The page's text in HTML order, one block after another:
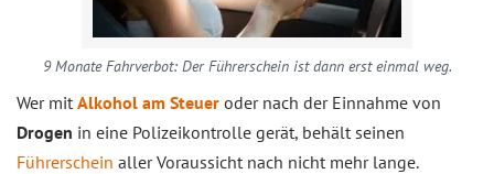
9 Monate Fahrverbot: Der Führerschein ist dann erst einmal weg.
Wer mit Alkohol am Steuer oder nach der Einnahme von
Drogen in eine Polizeikontrolle gerät, behält seinen
Führerschein aller Voraussicht nach nicht mehr lange.